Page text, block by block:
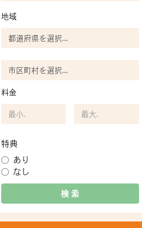
地域
料金
特典
あり
なし
検 索